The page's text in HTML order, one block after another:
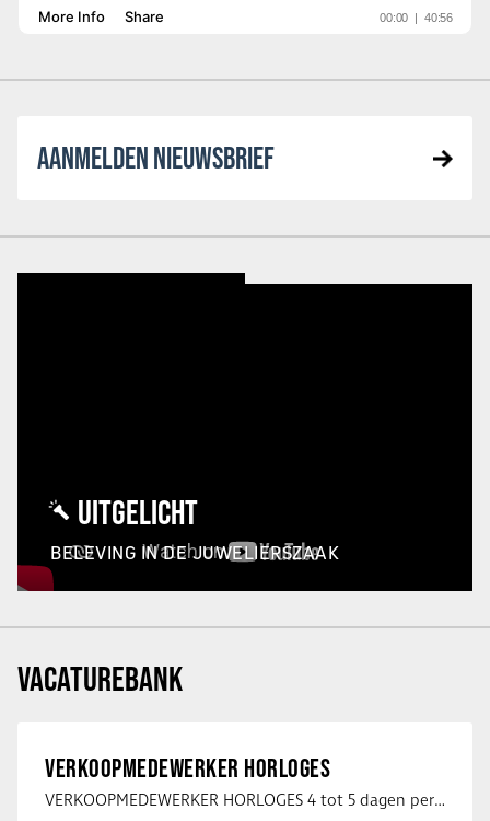
AANMELDEN NIEUWSBRIEF
UITGELICHT
BELEVING IN DE JUWELIERSZAAK
VACATUREBANK
VERKOOPMEDEWERKER HORLOGES
VERKOOPMEDEWERKER HORLOGES 4 tot 5 dagen per week Heb jij een passie voor …